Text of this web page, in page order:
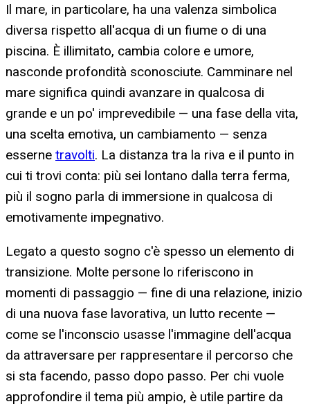
Il mare, in particolare, ha una valenza simbolica
diversa rispetto all'acqua di un fiume o di una
piscina. È illimitato, cambia colore e umore,
nasconde profondità sconosciute. Camminare nel
mare significa quindi avanzare in qualcosa di
grande e un po' imprevedibile — una fase della vita,
una scelta emotiva, un cambiamento — senza
esserne travolti. La distanza tra la riva e il punto in
cui ti trovi conta: più sei lontano dalla terra ferma,
più il sogno parla di immersione in qualcosa di
emotivamente impegnativo.
Legato a questo sogno c'è spesso un elemento di
transizione. Molte persone lo riferiscono in
momenti di passaggio — fine di una relazione, inizio
di una nuova fase lavorativa, un lutto recente —
come se l'inconscio usasse l'immagine dell'acqua
da attraversare per rappresentare il percorso che
si sta facendo, passo dopo passo. Per chi vuole
approfondire il tema più ampio, è utile partire da